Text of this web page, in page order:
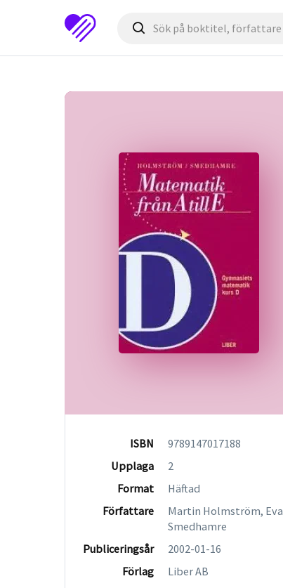
ISBN
9789147017188
Upplaga
2
Format
Häftad
Författare
Martin Holmström, Eva
Smedhamre
Publiceringsår
2002-01-16
Förlag
Liber AB